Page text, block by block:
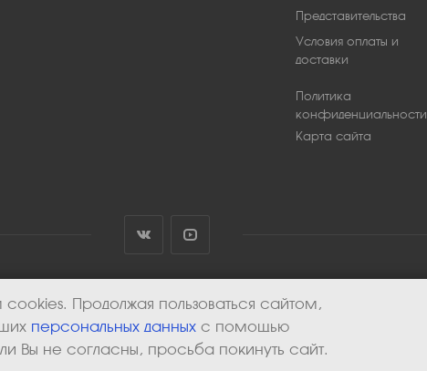
Представительства
Условия оплаты и
доставки
Политика
конфиденциальности
Карта сайта
Продолжая пользоваться сайтом,
персональных данных с помощью
Вы не согласны, просьба покинуть сайт.